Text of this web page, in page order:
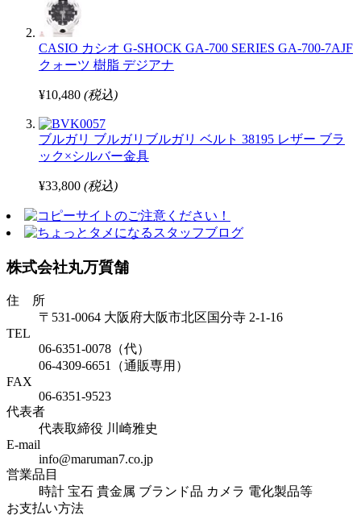
CASIO カシオ G-SHOCK GA-700 SERIES GA-700-7AJF
クォーツ 樹脂 デジアナ
¥10,480 (税込)
ブルガリ ブルガリブルガリ ベルト 38195 レザー ブラ
ック×シルバー金具
¥33,800 (税込)
株式会社丸万質舗
住 所
〒531-0064 大阪府大阪市北区国分寺 2-1-16
TEL
06-6351-0078（代）
06-4309-6651（通販専用）
FAX
06-6351-9523
代表者
代表取締役 川崎雅史
E-mail
info@maruman7.co.jp
営業品目
時計 宝石 貴金属 ブランド品 カメラ 電化製品等
お支払い方法